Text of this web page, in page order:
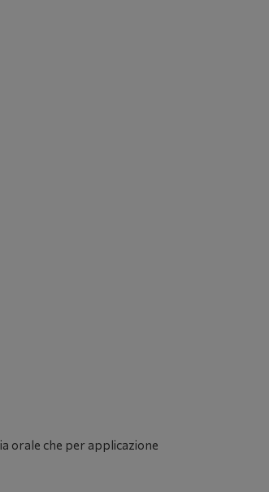
orale che per applicazione